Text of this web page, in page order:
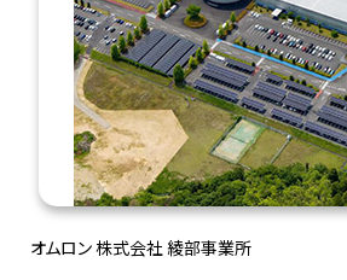
オムロン 株式会社 綾部事業所